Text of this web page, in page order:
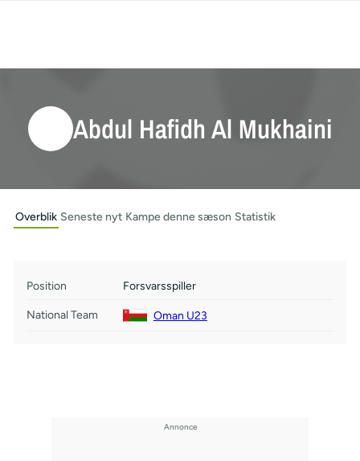
Abdul Hafidh Al Mukhaini
Overblik Seneste nyt Kampe denne sæson Statistik
Position Forsvarsspiller
National Team Oman U23